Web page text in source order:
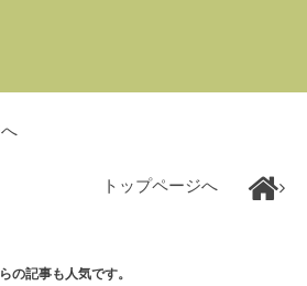
トップページへ
の記事も人気です。